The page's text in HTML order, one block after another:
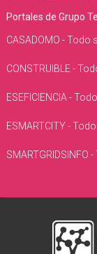
Portales de Grupo
CASADOMO - Todo
CONSTRUIBLE -
ESEFICIENCIA -
ESMARTCITY -
SMARTGRIDSINFO